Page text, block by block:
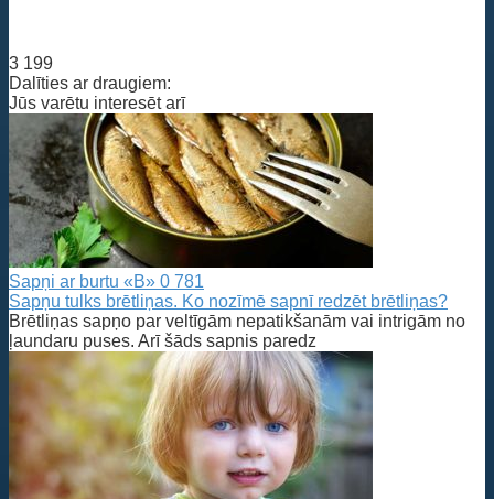
3 199
Dalīties ar draugiem:
Jūs varētu interesēt arī
Sapņi ar burtu «B» 0 781
Sapņu tulks brētliņas. Ko nozīmē sapnī redzēt brētliņas?
Brētliņas sapņo par veltīgām nepatikšanām vai intrigām no
ļaundaru puses. Arī šāds sapnis paredz